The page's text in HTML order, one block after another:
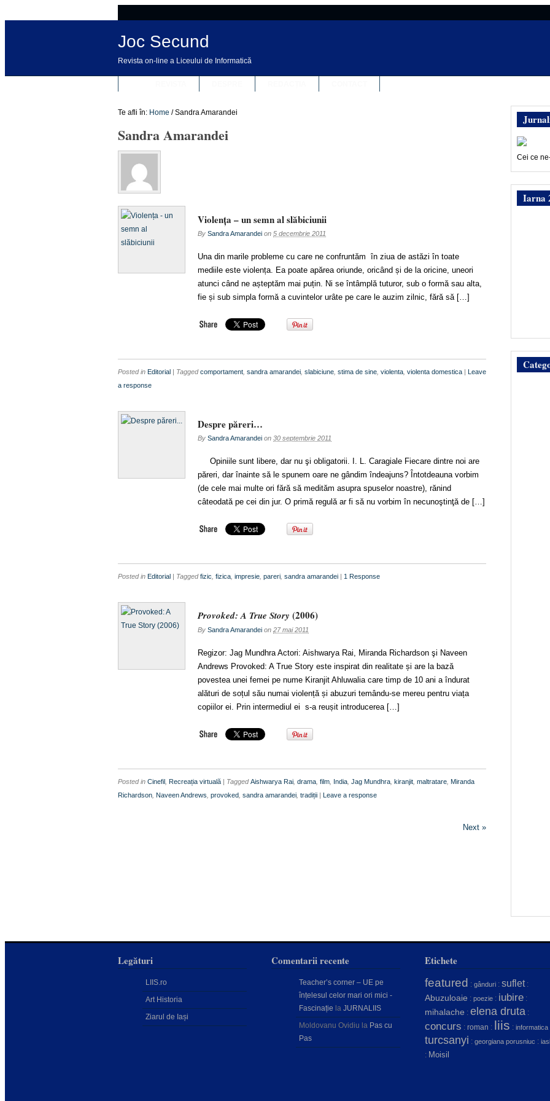
Joc Secund
Revista on-line a Liceului de Informatică
Te afli în: Home / Sandra Amarandei
Sandra Amarandei
Violența – un semn al slăbiciunii
By Sandra Amarandei on 5 decembrie 2011
Una din marile probleme cu care ne confruntăm în ziua de astăzi în toate
mediile este violența. Ea poate apărea oriunde, oricând și de la oricine, uneori
atunci când ne așteptăm mai puțin. Ni se întâmplă tuturor, sub o formă sau alta,
fie și sub simpla formă a cuvintelor urâte pe care le auzim zilnic, fără să […]
Posted in Editorial | Taggedcomportament sandra amarandei slabiciune stima de sine violenta violenta domestica | Leave
a response
Despre păreri…
By Sandra Amarandei on 30 septembrie 2011
Opiniile sunt libere, dar nu şi obligatorii. I. L. Caragiale Fiecare dintre noi are
păreri, dar înainte să le spunem oare ne gândim îndeajuns? Întotdeauna vorbim
(de cele mai multe ori fără să medităm asupra spuselor noastre), rănind
câteodată pe cei din jur. O primă regulă ar fi să nu vorbim în necunoştinţă de […]
Posted in Editorial | Taggedfizic fizica impresie pareri sandra amarandei | 1 Response
Provoked: A True Story (2006)
By Sandra Amarandei on 27 mai 2011
Regizor: Jag Mundhra Actori: Aishwarya Rai, Miranda Richardson şi Naveen
Andrews Provoked: A True Story este inspirat din realitate și are la bază
povestea unei femei pe nume Kiranjit Ahluwalia care timp de 10 ani a îndurat
alături de soțul său numai violență și abuzuri temându-se mereu pentru viața
copiilor ei. Prin intermediul ei s-a reușit introducerea […]
Posted in Cinefil Recreația virtuală | TaggedAishwarya Rai drama film India Jag Mundhra kiranjit maltratare Miranda
Richardson Naveen Andrews provoked sandra amarandei tradiții | Leave a response
Next »
Cei ce
Iarna
Legături
LIIS.ro
Art Historia
Ziarul de Iași
Comentarii recente
Teacher’s corner – UE pe
înțelesul celor mari ori mici -
Fascinație la JURNALIIS
Moldovanu Ovidiu la Pas cu
Pas
Etichete
featured : gânduri : suflet:
Abuzuloaie : poezie : iubire :
mihalache : elena druta :
concurs : roman : liis : informatica
turcsanyi : georgiana porusniuc : iasi
: Moisil